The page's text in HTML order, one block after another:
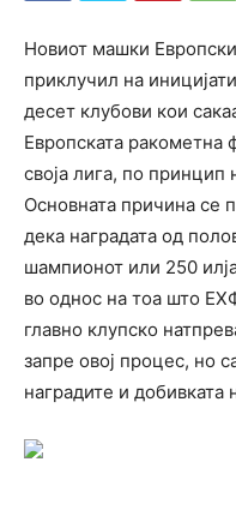
Новиот машки
приклучил на
десет клубови кои
Европската ракометна
своја лига, по принцип
Основната причина се
дека наградата од
шампионот или 250
во однос на тоа што
главно клупско
запре овој процес, но
наградите и добивката